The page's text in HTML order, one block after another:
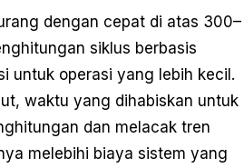
dengan cepat di atas 300–
siklus berbasis
untuk operasi yang lebih kecil.
waktu yang dihabiskan untuk
dan melacak tren
melebihi biaya sistem yang